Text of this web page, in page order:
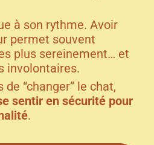
à son rythme. Avoir
permet souvent
plus sereinement… et
involontaires.
de “changer” le chat,
sentir en sécurité pour
.